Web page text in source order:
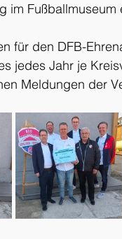
im Fußballmuseum
für den DFB-
jedes Jahr je
Meldungen der